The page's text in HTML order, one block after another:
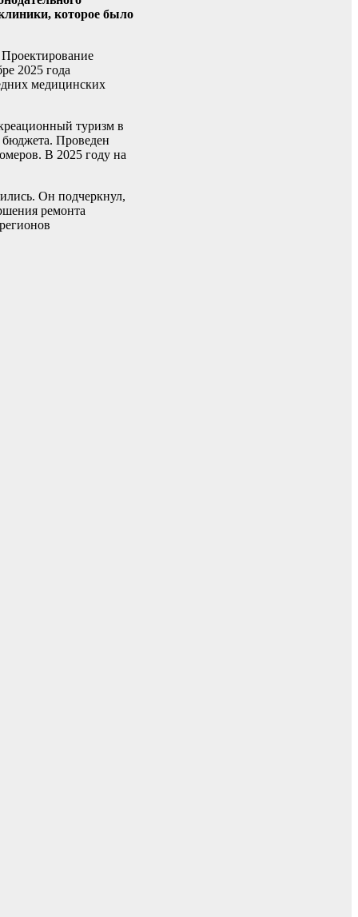
которое было
2025 года
медицинских
туризм в
бюджета. Проведен
В 2025 году на
Он подчеркнул,
ремонта